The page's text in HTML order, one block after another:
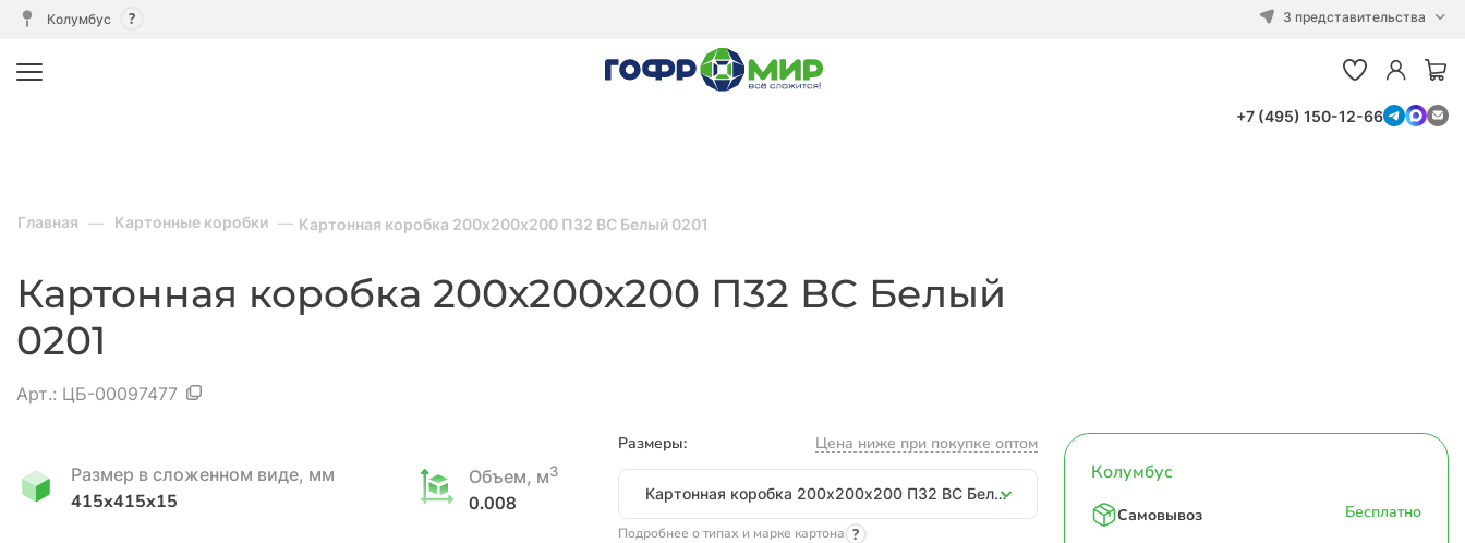
Колумбус 3 представительства
+7 (495) 150-12-66
Главная Картонные коробки Картонная коробка 200х200х200 П32 BC Белый 0201
Картонная коробка 200х200х200 П32 BC Белый
0201
Арт.: ЦБ-00097477
Размер в сложенном виде, мм
415x415x15
Объем, м3
0.008
Размеры: Цена ниже при покупке оптом
Размеры
Картонная коробка 200х200х200 П32 BC Белый 0201
Подробнее о типах и марке картона
Колумбус
Самовывоз Бесплатно